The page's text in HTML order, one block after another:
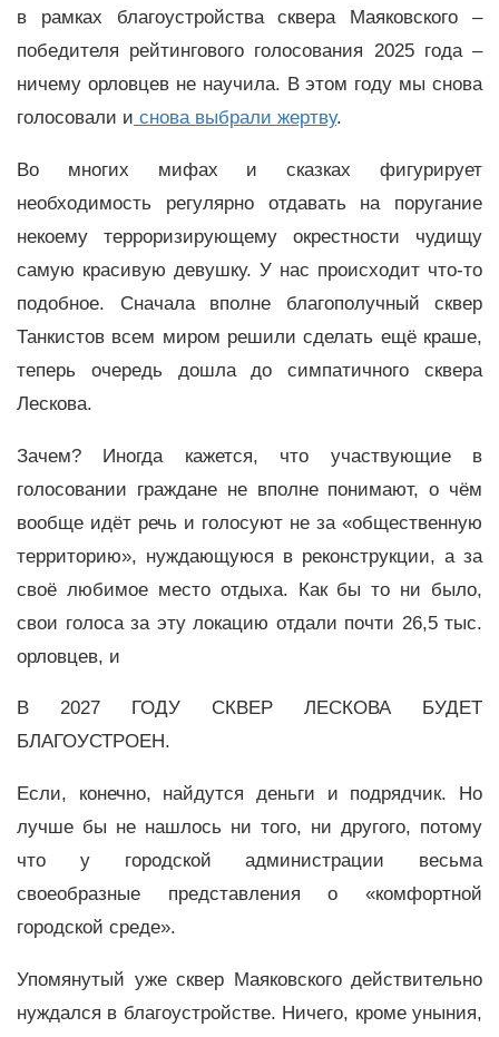
в рамках благоустройства сквера Маяковского –
победителя рейтингового голосования 2025 года –
ничему орловцев не научила. В этом году мы снова
голосовали и снова выбрали жертву.
Во многих мифах и сказках фигурирует
необходимость регулярно отдавать на поругание
некоему терроризирующему окрестности чудищу
самую красивую девушку. У нас происходит что-то
подобное. Сначала вполне благополучный сквер
Танкистов всем миром решили сделать ещё краше,
теперь очередь дошла до симпатичного сквера
Лескова.
Зачем? Иногда кажется, что участвующие в
голосовании граждане не вполне понимают, о чём
вообще идёт речь и голосуют не за «общественную
территорию», нуждающуюся в реконструкции, а за
своё любимое место отдыха. Как бы то ни было,
свои голоса за эту локацию отдали почти 26,5 тыс.
орловцев, и
В 2027 ГОДУ СКВЕР ЛЕСКОВА БУДЕТ
БЛАГОУСТРОЕН.
Если, конечно, найдутся деньги и подрядчик. Но
лучше бы не нашлось ни того, ни другого, потому
что у городской администрации весьма
своеобразные представления о «комфортной
городской среде».
Упомянутый уже сквер Маяковского действительно
нуждался в благоустройстве. Ничего, кроме уныния,